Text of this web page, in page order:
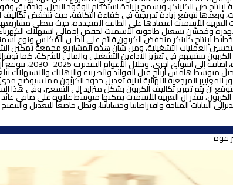
تتراوح فترة استرداد تكاليف المشروع بين 2–3 سنوات، وبعدها نتوقع زيادة تدريجية في
ومُحسِّن تشغيل طاحونة الأسمنت لخفض إجمالي استهلاك
الخاصة بإزالة الكربون ستسهم في تعزيز الأداءين التشغيلي والمالي
وبحلول أوائل عام 2026، من المقرر صدور المعايير المرجعية النهائية لآلية
أن يتم تمرير تكاليف الكربون بشكل متزايد إلى التسعير.
2026–2030. ويستند هذا التقديرإلى البيانات المتاحة وافتراضاتنا
سى:قوة